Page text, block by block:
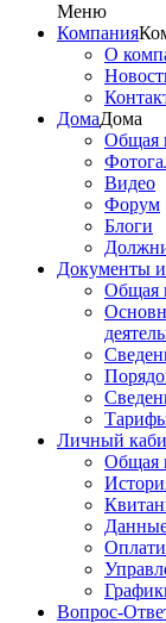
Меню
Компания
О
ДомаДома
Общая
Видео
Форум
Блоги
Документы и
Общая
Личный
Общая
Вопрос-